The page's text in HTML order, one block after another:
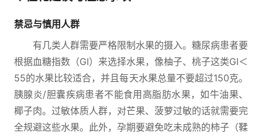
禁忌与慎用人群
有几类人群需要严格限制水果的摄入。糖尿病患者要
根据血糖指数（GI）来选择水果，像柚子、桃子这类GI＜
55的水果比较适合，并且每天水果总量不要超过150克。
胰腺炎/胆囊疾病患者不能食用高脂肪水果，如牛油果、
椰子肉。过敏体质人群，对芒果、菠萝过敏的话就需要完
全规避这些水果。此外，孕期要避免吃未成熟的柿子（鞣